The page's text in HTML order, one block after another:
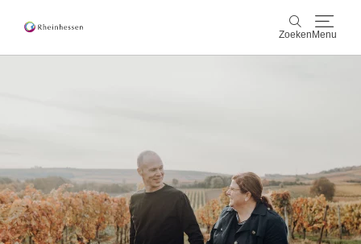
Zoeken Menu
Cultuur & Steden
Events